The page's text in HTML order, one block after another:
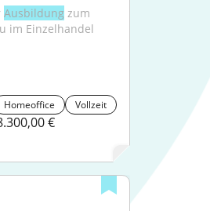
Ausbildung zum
im Einzelhandel
Homeoffice Vollzeit
€